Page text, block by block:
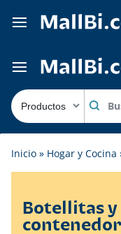
Inicio » Hogar y Cocina
Botellitas y